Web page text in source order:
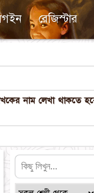
রেজিস্টার
নাম লেখা থাকতে